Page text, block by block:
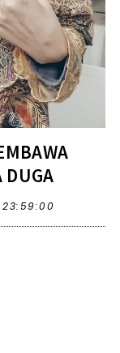
DUGA
23:59:00